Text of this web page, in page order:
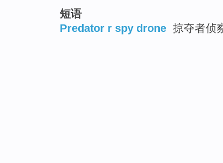
短语
Predator r spy drone 掠夺者侦